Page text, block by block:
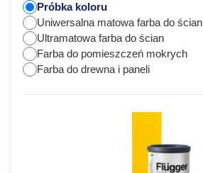
Próbka koloru
Uniwersalna matowa farba do ścian
Ultramatowa farba do ścian
Farba do pomieszczeń mokrych
Farba do drewna i paneli